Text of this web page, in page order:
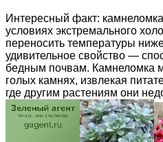
Интересный факт:
условиях экстремального
переносить температуры
удивительное свойство —
бедным почвам. Камнеломка
голых камнях, извлекая
где другим растениям они